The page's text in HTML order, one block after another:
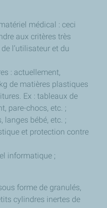
médical : ceci
aux critères très
l’utilisateur et du
: actuellement,
de matières plastiques
Ex : tableaux de
pare-chocs, etc. ;
langes bébé, etc. ;
et protection contre
informatique ;
forme de granulés,
cylindres inertes de